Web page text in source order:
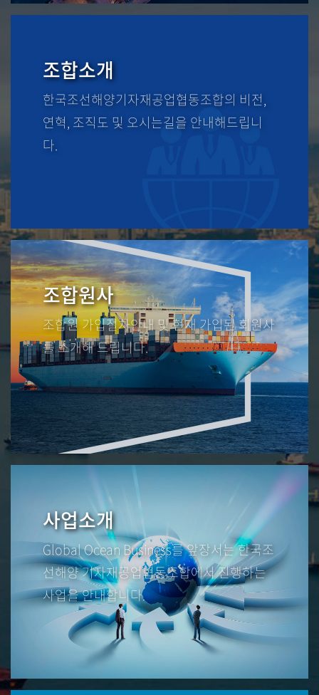
조합소개
한국조선해양기자재공업협동조합의 비전,
연혁, 조직도 및 오시는길을 안내해드립니
다.
조합원사
조합원 가입절차안내 및 현재 가입된 회원사
를 소개해 드립니다.
사업소개
Global Ocean Business를 앞장서는 한국조
선해양 기자재공업협동조합에서 진행하는
사업을 안내합니다.